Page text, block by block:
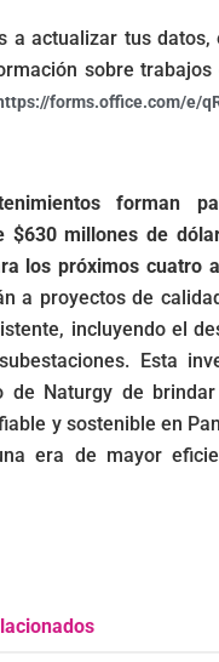
a actualizar tus datos,
sobre
forms.office.com/e/
forman
$630 millones de
los próximos cuatro
a proyectos de
incluyendo el
Esta
de Naturgy de
y sostenible en
era de mayor